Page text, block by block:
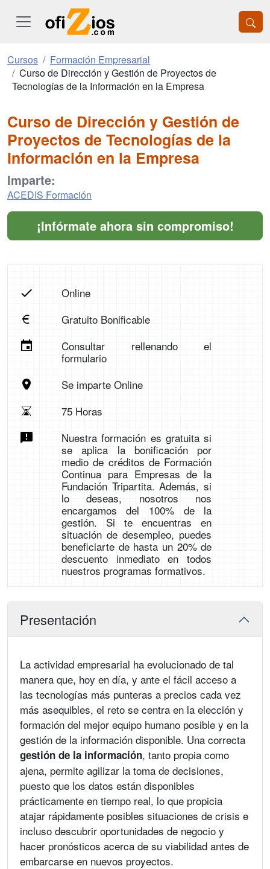
Cursos
Formación Empresarial
Curso de Dirección y Gestión de Proyectos de
Tecnologías de la Información en la Empresa
Curso de Dirección y Gestión de
Proyectos de Tecnologías de la
Información en la Empresa
Imparte:
ACEDIS Formación
¡Infórmate ahora sin compromiso!
Online
Gratuito Bonificable
Consultar rellenando el
formulario
Se imparte Online
75 Horas
Nuestra formación es gratuita si
se aplica la bonificación por
medio de créditos de Formación
Continua para Empresas de la
Fundación Tripartita. Además, si
lo deseas, nosotros nos
encargamos del 100% de la
gestión. Si te encuentras en
situación de desempleo, puedes
beneficiarte de hasta un 20% de
descuento inmediato en todos
nuestros programas formativos.
Presentación
La actividad empresarial ha evolucionado de tal
manera que, hoy en día, y ante el fácil acceso a
las tecnologías más punteras a precios cada vez
más asequibles, el reto se centra en la elección y
formación del mejor equipo humano posible y en la
gestión de la información disponible. Una correcta
gestión de la información, tanto propia como
ajena, permite agilizar la toma de decisiones,
puesto que los datos están disponibles
prácticamente en tiempo real, lo que propicia
atajar rápidamente posibles situaciones de crisis e
incluso descubrir oportunidades de negocio y
hacer pronósticos acerca de su viabilidad antes de
embarcarse en nuevos proyectos.